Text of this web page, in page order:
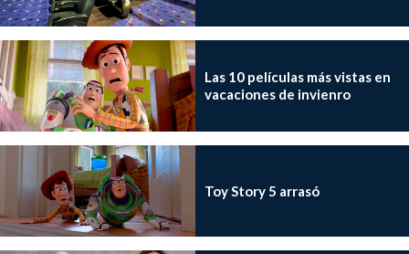
Las 10 películas más vistas en
vacaciones de invienro
Toy Story 5 arrasó